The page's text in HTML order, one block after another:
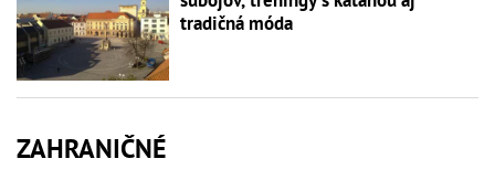
tradičná móda
ZAHRANIČNÉ